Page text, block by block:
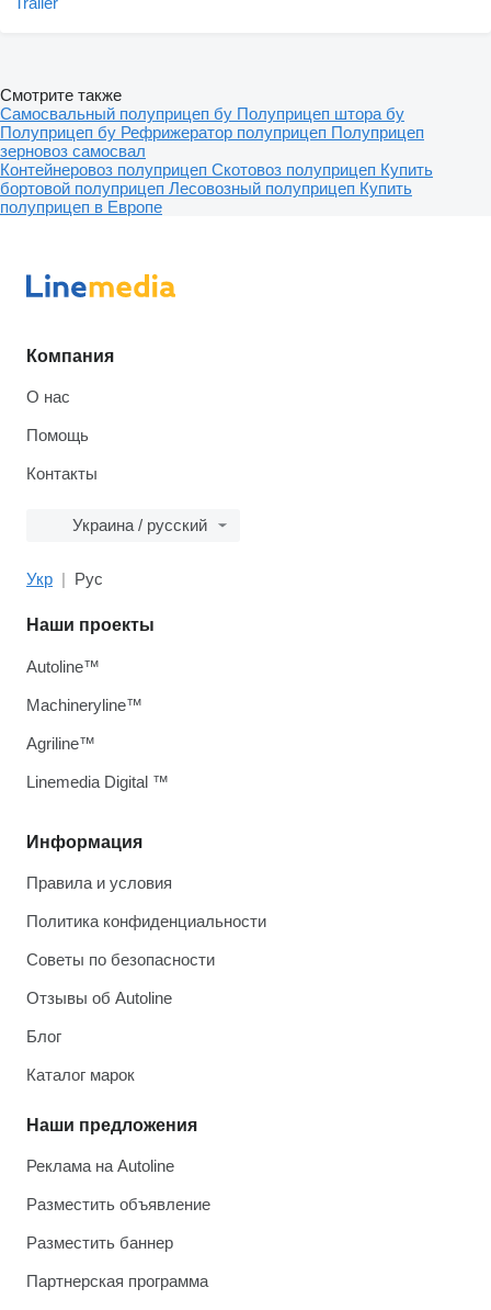
Смотрите также
Самосвальный полуприцеп бу Полуприцеп штора бу
Полуприцеп бу Рефрижератор полуприцеп Полуприцеп
зерновоз самосвал
Контейнеровоз полуприцеп Скотовоз полуприцеп Купить
бортовой полуприцеп Лесовозный полуприцеп Купить
полуприцеп в Европе
Компания
О нас
Помощь
Контакты
Украина / русский
Укр Рус
Информация
Правила и условия
Политика конфиденциальности
Советы по безопасности
Отзывы об Autoline
Блог
Каталог марок
Наши предложения
Реклама на Autoline
Разместить объявление
Разместить баннер
Партнерская программа
Наши проекты
Autoline™
Machineryline™
Agriline™
Linemedia Digital ™